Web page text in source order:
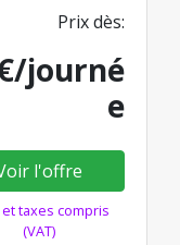
Prix dès:
journé
e
l'offre
et taxes compris
(VAT)